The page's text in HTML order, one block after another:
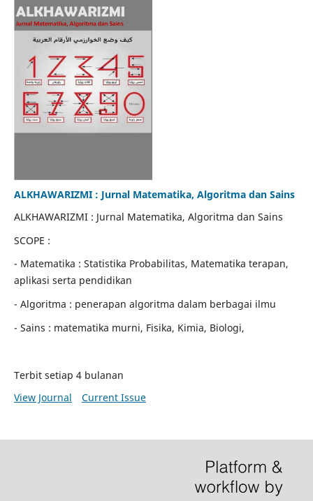
ALKHAWARIZMI : Jurnal Matematika, Algoritma dan Sains
ALKHAWARIZMI : Jurnal Matematika, Algoritma dan Sains
SCOPE :
- Matematika : Statistika Probabilitas, Matematika terapan,
aplikasi serta pendidikan
- Algoritma : penerapan algoritma dalam berbagai ilmu
- Sains : matematika murni, Fisika, Kimia, Biologi,
Terbit setiap 4 bulanan
View Journal
Current Issue